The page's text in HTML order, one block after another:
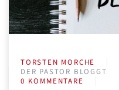
TORSTEN MORCHE
DER PASTOR BLOGGT
0 KOMMENTARE